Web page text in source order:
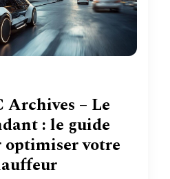
– Le
: le guide
votre